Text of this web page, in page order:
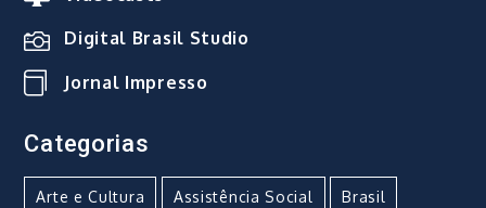
Digital Brasil Studio
Jornal Impresso
Categorias
Arte e Cultura Assistência Social Brasil